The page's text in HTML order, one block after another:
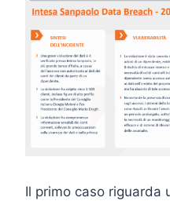
Il primo caso riguarda